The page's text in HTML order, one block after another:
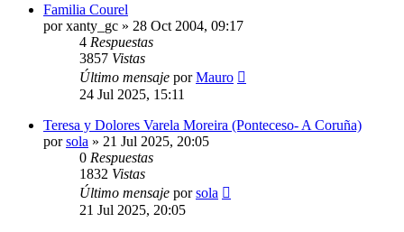
Familia Courel
porxanty_gc » 28 Oct 2004, 09:17
4 Respuestas
3857 Vistas
Último mensaje porMauro
24 Jul 2025, 15:11
Teresa y Dolores Varela Moreira (Ponteceso- A Coruña)
porsola » 21 Jul 2025, 20:05
0 Respuestas
1832 Vistas
Último mensaje porsola
21 Jul 2025, 20:05